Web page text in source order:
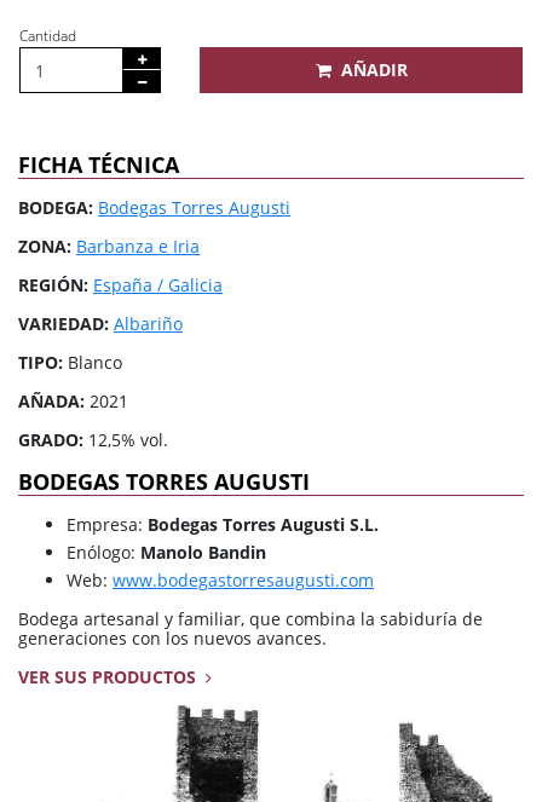
Cantidad
AÑADIR
FICHA TÉCNICA
BODEGA: Bodegas Torres Augusti
ZONA: Barbanza e Iria
REGIÓN: España / Galicia
VARIEDAD: Albariño
TIPO: Blanco
AÑADA: 2021
GRADO: 12,5% vol.
BODEGAS TORRES AUGUSTI
Empresa: Bodegas Torres Augusti S.L.
Enólogo: Manolo Bandin
Web: www.bodegastorresaugusti.com
Bodega artesanal y familiar, que combina la sabiduría de
generaciones con los nuevos avances.
VER SUS PRODUCTOS